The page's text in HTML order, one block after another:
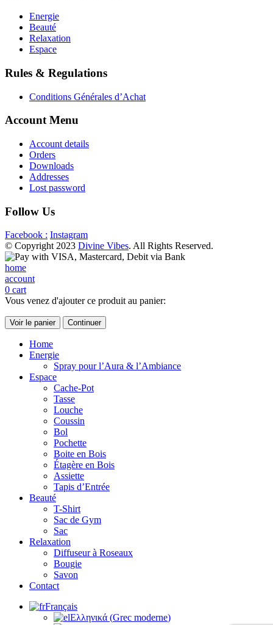
Energie
Beauté
Relaxation
Espace
Rules & Regulations
Conditions Générales d’Achat
Account Menu
Account details
Orders
Downloads
Addresses
Lost password
Follow Us
Facebook : Instagram
© Copyright 2023 Divine Vibes. All Rights Reserved.
home
account
0 cart
Vous venez d'ajouter ce produit au panier:
Voir le panier Continuer
Home
Energie
Spray pour l’Aura & l’Ambiance
Espace
Cache-Pot
Tasse
Louche
Coussin
Bol
Pochette
Boite en Bois
Étagère en Bois
Assiette
Tapis d’Entrée
Beauté
T-Shirt
Sac de Gym
Sac
Relaxation
Diffuseur à Roseaux
Bougie
Savon
Contact
Français
Ελληνικά (Grec moderne)